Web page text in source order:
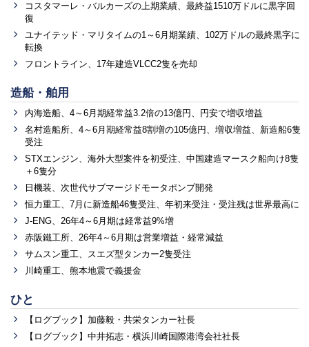
コスタマーレ・バルカーズの上期業績、最終益1510万ドルに黒字回
復
ユナイテッド・マリタイムの1～6月期業績、102万ドルの最終黒字に
転換
フロントライン、17年建造VLCC2隻を売却
造船・舶用
内海造船、4～6月期経常益3.2倍の13億円、円安で増収増益
名村造船所、4～6月期経常益8割増の105億円、増収増益、新造船6隻
受注
STXエンジン、海外大型案件を初受注、中国建造マースク船向け8隻
＋6隻分
日機装、次世代サブマージドモータポンプ開発
恒力重工、7月に新造船46隻受注、年初来受注・受注残は世界最高に
J-ENG、26年4～6月期は経常益9%増
赤阪鐵工所、26年4～6月期は営業増益・経常減益
サムスン重工、スエズ型タンカー2隻受注
川崎重工、熊本地震で義援金
ひと
【ログブック】加藤毅・共栄タンカー社長
【ログブック】中井拓志・横浜川崎国際港湾会社社長